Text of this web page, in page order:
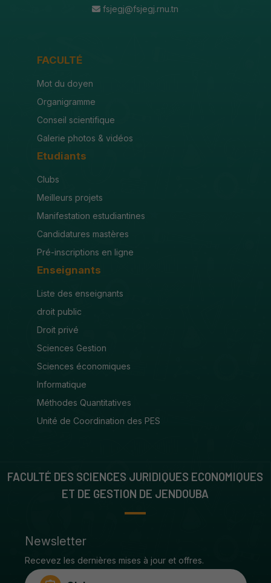
fsjegj@fsjegj.rnu.tn
FACULTÉ
Mot du doyen
Organigramme
Conseil scientifique
Galerie photos & vidéos
Etudiants
Clubs
Meilleurs projets
Manifestation estudiantines
Candidatures mastères
Pré-inscriptions en ligne
Enseignants
Liste des enseignants
droit public
Droit privé
Sciences Gestion
Sciences économiques
Informatique
Méthodes Quantitatives
Unité de Coordination des PES
FACULTÉ DES SCIENCES JURIDIQUES ECONOMIQUES
ET DE GESTION DE JENDOUBA
Newsletter
Recevez les dernières mises à jour et offres.